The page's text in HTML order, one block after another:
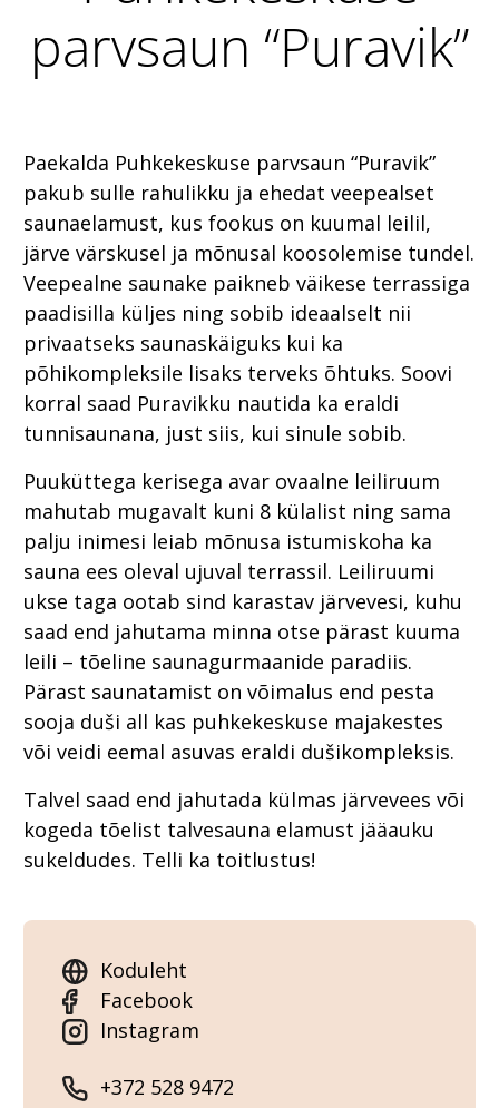
parvsaun “Puravik”
Paekalda Puhkekeskuse parvsaun “Puravik”
pakub sulle rahulikku ja ehedat veepealset
saunaelamust, kus fookus on kuumal leilil,
järve värskusel ja mõnusal koosolemise tundel.
Veepealne saunake paikneb väikese terrassiga
paadisilla küljes ning sobib ideaalselt nii
privaatseks saunaskäiguks kui ka
põhikompleksile lisaks terveks õhtuks. Soovi
korral saad Puravikku nautida ka eraldi
tunnisaunana, just siis, kui sinule sobib.
Puuküttega kerisega avar ovaalne leiliruum
mahutab mugavalt kuni 8 külalist ning sama
palju inimesi leiab mõnusa istumiskoha ka
sauna ees oleval ujuval terrassil. Leiliruumi
ukse taga ootab sind karastav järvevesi, kuhu
saad end jahutama minna otse pärast kuuma
leili – tõeline saunagurmaanide paradiis.
Pärast saunatamist on võimalus end pesta
sooja duši all kas puhkekeskuse majakestes
või veidi eemal asuvas eraldi dušikompleksis.
Talvel saad end jahutada külmas järvevees või
kogeda tõelist talvesauna elamust jääauku
sukeldudes. Telli ka toitlustus!
Koduleht
Facebook
Instagram
+372 528 9472